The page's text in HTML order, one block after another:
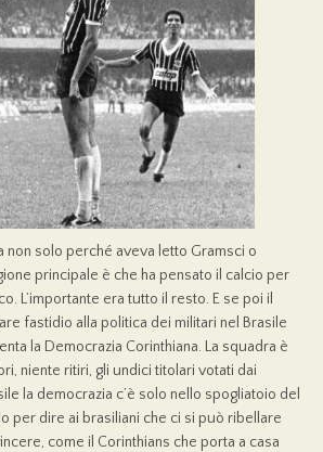
non solo perché aveva letto Gramsci o
principale è che ha pensato il calcio per
L’importante era tutto il resto. E se poi il
fastidio alla politica dei militari nel Brasile
la Democrazia Corinthiana. La squadra è
niente ritiri, gli undici titolari votati dai
la democrazia c’è solo nello spogliatoio del
per dire ai brasiliani che ci si può ribellare
come il Corinthians che porta a casa